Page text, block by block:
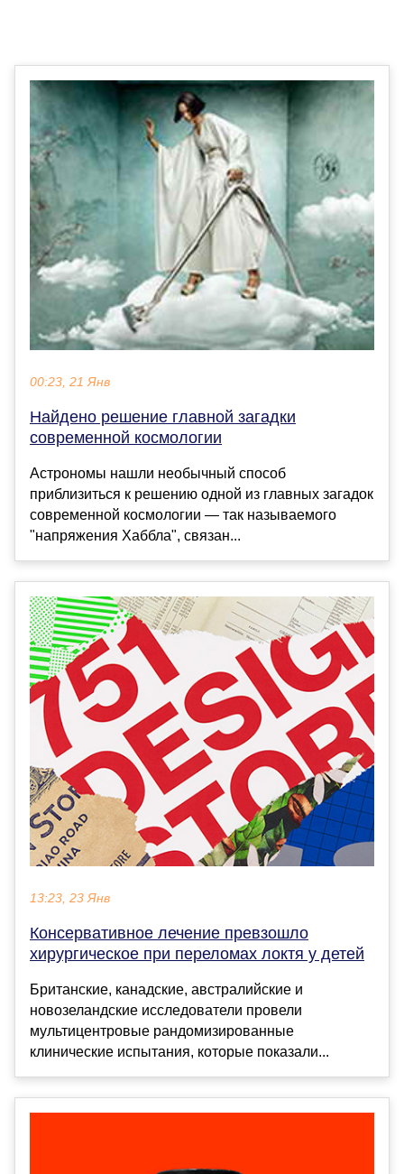
00:23, 21 Янв
Найдено решение главной загадки
современной космологии
Астрономы нашли необычный способ
приблизиться к решению одной из главных загадок
современной космологии — так называемого
"напряжения Хаббла", связан...
13:23, 23 Янв
Консервативное лечение превзошло
хирургическое при переломах локтя у детей
Британские, канадские, австралийские и
новозеландские исследователи провели
мультицентровые рандомизированные
клинические испытания, которые показали...